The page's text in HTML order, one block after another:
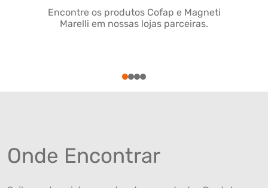
Encontre os produtos Cofap e Magneti
Marelli em nossas lojas parceiras.
1234
Onde Encontrar